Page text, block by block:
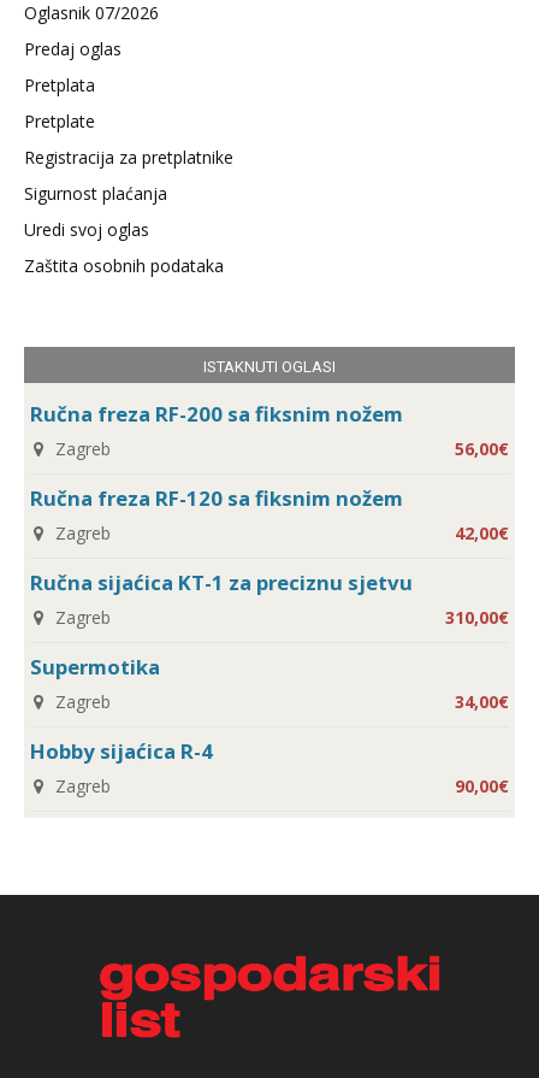
Oglasnik 07/2026
Predaj oglas
Pretplata
Pretplate
Registracija za pretplatnike
Sigurnost plaćanja
Uredi svoj oglas
Zaštita osobnih podataka
ISTAKNUTI OGLASI
Ručna freza RF-200 sa fiksnim nožem
Zagreb 56,00€
Ručna freza RF-120 sa fiksnim nožem
Zagreb 42,00€
Ručna sijaćica KT-1 za preciznu sjetvu
Zagreb 310,00€
Supermotika
Zagreb 34,00€
Hobby sijaćica R-4
Zagreb 90,00€